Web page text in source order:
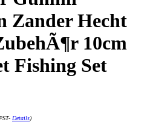
Zander Hecht
10cm
Fishing Set
Details)